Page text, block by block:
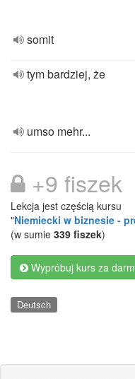
somit
tym bardziej, że
umso mehr...
+9 fiszek
Lekcja jest częścią kursu
"Niemiecki w biznesie -
(w sumie 339 fiszek)
Wypróbuj kurs za
Deutsch